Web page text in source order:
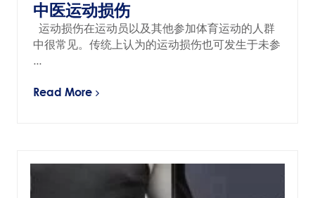
中医运动损伤
运动损伤在运动员以及其他参加体育运动的⼈群
中很常⻅。传统上认为的运动损伤也可发⽣于未参
...
Read More